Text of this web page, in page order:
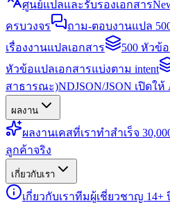
ศูนย์แปลและรับรองเอกสาร
ครบวงจร
ถาม-ตอบงานแปล
เรื่องงานแปลเอกสาร
500 หัวข้
หัวข้อแปลเอกสารแบ่งตาม intent
สาธารณะ)NDJSON/JSON เปิดใ
ผลงาน
ผลงานเคสที่เราทำสำเร็จ
ลูกค้าจริง
เกี่ยวกับเรา
เกี่ยวกับเราทีมผู้เชี่ยวชาญ 14+